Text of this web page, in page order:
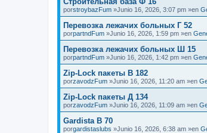
porstroybazFum »Junio 16, 2026, 3:07 pm »en
Перевозка лежачих больных Г 52
porpartndFum »Junio 16, 2026, 1:59 pm »en
Перевозка лежачих больных Ш 15
porpartndFum »Junio 16, 2026, 1:42 pm »en
Zip-Lock пакеты В 182
porzavodzFum »Junio 16, 2026, 11:20 am »en
Zip-Lock пакеты Д 134
porzavodzFum »Junio 16, 2026, 11:09 am »en
Gardista В 70
porgardistaslubs »Junio 16, 2026, 6:38 am »en